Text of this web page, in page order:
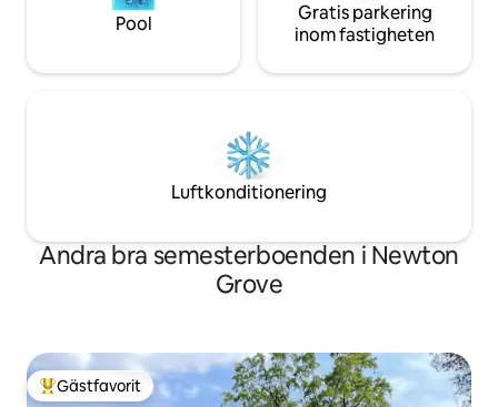
Pool
Gratis parkering
inom fastigheten
Luftkonditionering
Andra bra semesterboenden i Newton
Grove
Populär gästfavorit
Gästfavorit